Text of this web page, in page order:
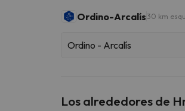
Ordino-Arcalís 30 km
Ordino - Arcalís
Los alrededores de